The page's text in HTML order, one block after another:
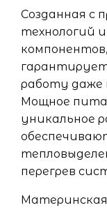
Созданная с
технологий
работу даже
Мощное
уникальное
перегрев
Материнская